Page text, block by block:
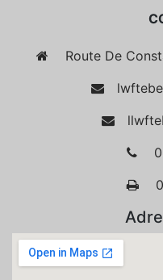
Route De